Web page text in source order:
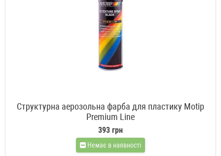
Структурна аерозольна фарба для пластику Motip
Premium Line
393 грн
Немає в наявності